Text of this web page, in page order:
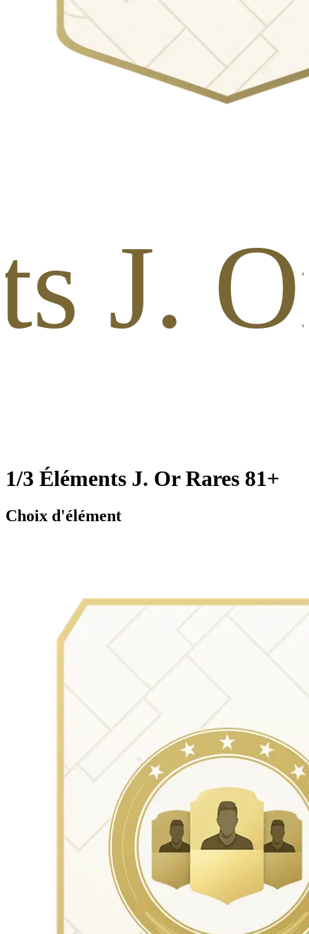
J.
1/3 Éléments J. Or Rares 81+
Choix d'élément